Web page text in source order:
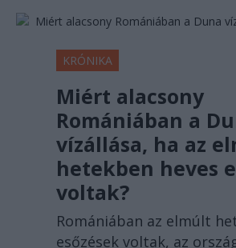
KRÓNIKA
Miért alacsony
Romániában a
vízállása, ha az
hetekben heves
voltak?
Romániában az elmúlt
esőzések voltak, az